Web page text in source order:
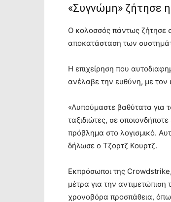
«Συγνώμη» ζήτησε
Ο κολοσσός πάντως ζήτησε
αποκατάσταση των
Η επιχείρηση που
ανέλαβε την ευθύνη, με τον
«Λυπούμαστε βαθύτατα για
ταξιδιώτες, σε
πρόβλημα στο λογισμικό.
δήλωσε ο Τζορτζ Κουρτζ.
Εκπρόσωποι της
μέτρα για την
χρονοβόρα προσπάθεια,